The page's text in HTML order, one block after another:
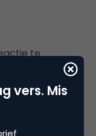
te
vers. Mis